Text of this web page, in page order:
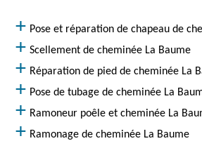
Pose et réparation de chapeau de
Scellement de cheminée La Baume
Réparation de pied de cheminée La
Pose de tubage de cheminée La
Ramoneur poêle et cheminée La
Ramonage de cheminée La Baume